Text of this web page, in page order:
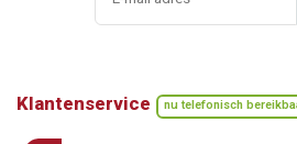
Klantenservice nu telefonisch